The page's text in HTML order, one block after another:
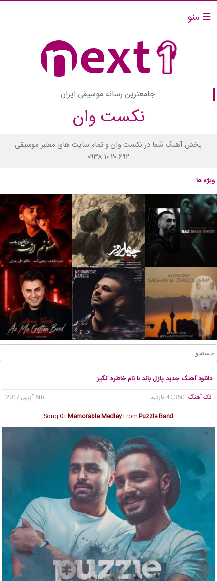
☰ منو
جامعترین رسانه موسیقی ایران
نکست وان
پخش آهنگ شما در نکست وان و تمام سایت های معتبر موسیقی
۰۹۳۸ ۱۰ ۲۰ ۶۹۲
ویژه ها
دانلود آهنگ جدید پازل باند با نام خاطره انگیز
تک آهنگ , 40,350 بازدید
5th آوریل 2017
Song OfMemorable MedleyFrom Puzzle Band